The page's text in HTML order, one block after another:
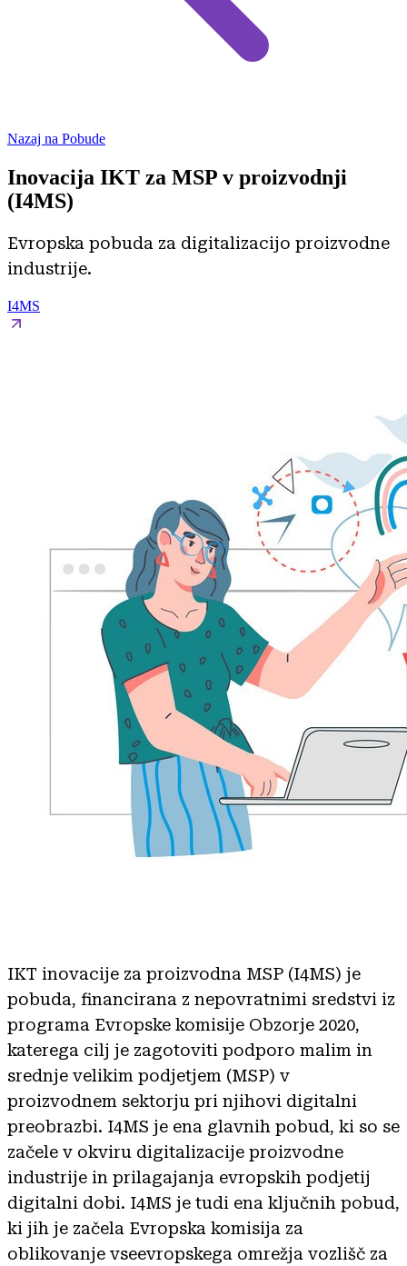
Nazaj na Pobude
Inovacija IKT za MSP v proizvodnji
(I4MS)
Evropska pobuda za digitalizacijo proizvodne
industrije.
I4MS
IKT inovacije za proizvodna MSP (I4MS) je
pobuda, financirana z nepovratnimi sredstvi iz
programa Evropske komisije Obzorje 2020,
katerega cilj je zagotoviti podporo malim in
srednje velikim podjetjem (MSP) v
proizvodnem sektorju pri njihovi digitalni
preobrazbi. I4MS je ena glavnih pobud, ki so se
začele v okviru digitalizacije proizvodne
industrije in prilagajanja evropskih podjetij
digitalni dobi. I4MS je tudi ena ključnih pobud,
ki jih je začela Evropska komisija za
oblikovanje vseevropskega omrežja vozlišč za